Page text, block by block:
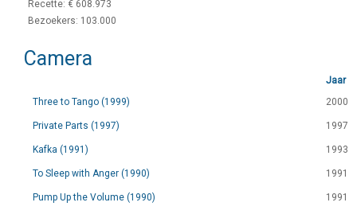
Recette: € 608.973
Bezoekers: 103.000
Camera
Jaar
Three to Tango (1999)
2000
Private Parts (1997) 1997
Kafka (1991) 1993
To Sleep with Anger (1990) 1991
Pump Up the Volume (1990) 1991